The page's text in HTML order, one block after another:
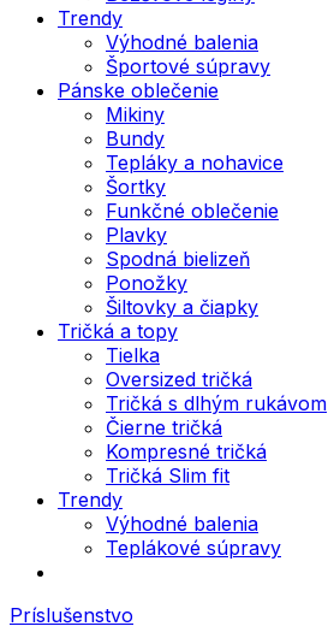
Trendy
Výhodné balenia
Športové súpravy
Pánske oblečenie
Mikiny
Bundy
Tepláky a nohavice
Šortky
Funkčné oblečenie
Plavky
Spodná bielizeň
Ponožky
Šiltovky a čiapky
Tričká a topy
Tielka
Oversized tričká
Tričká s dlhým rukávom
Čierne tričká
Kompresné tričká
Tričká Slim fit
Trendy
Výhodné balenia
Teplákové súpravy
Príslušenstvo